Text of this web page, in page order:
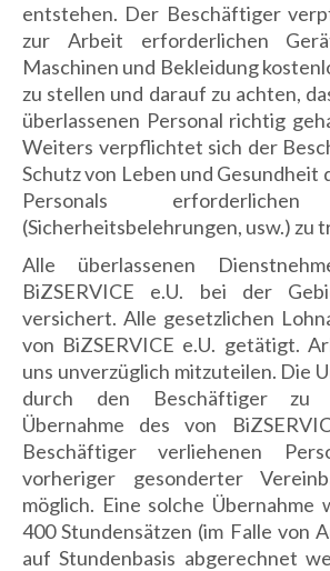
entstehen. Der Beschäftiger
zur Arbeit erforderlichen
Maschinen und Bekleidung
zu stellen und darauf zu achten,
überlassenen Personal richtig
Weiters verpflichtet sich der
Schutz von Leben und Gesundheit
Personals erforderlichen
(Sicherheitsbelehrungen, usw.) zu
Alle überlassenen
BiZSERVICE e.U. bei der
versichert. Alle gesetzlichen
von BiZSERVICE e.U. getätigt.
uns unverzüglich mitzuteilen. Die
durch den Beschäftiger zu
Übernahme des von
Beschäftiger verliehenen
vorheriger gesonderter
möglich. Eine solche Übernahme
400 Stundensätzen (im Falle von
auf Stundenbasis abgerechnet